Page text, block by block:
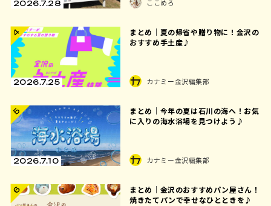
2026.7.28 ここめろ
4
2026.7.25
まとめ｜夏の帰省や贈り物に！金沢の
おすすめ手土産♪
カナミー金沢編集部
5
2026.7.10
まとめ｜今年の夏は石川の海へ！お気
に入りの海水浴場を見つけよう♪
カナミー金沢編集部
6
まとめ｜金沢のおすすめパン屋さん！
焼きたてパンで幸せなひとときを♪